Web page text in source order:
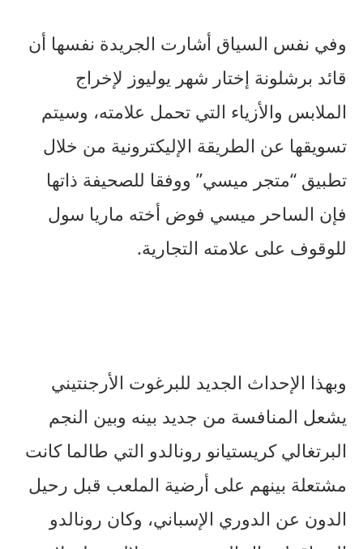
وفي نفس السياق أشارت الجريدة نفسها أن
قائد برشلونة إختار شهر يوليوز لإخراج
الملابس والأزياء التي تحمل علامته، وسيتم
تسويقها عن الطريقة الإليكترونية من خلال
تطبيق “متجر ميسي” ووفقا للصحيفة ذاتها
فإن الساحر ميسي فوض أخته ماريا سول
للوقوف على علامته التجارية.
وبهذا الإحداث الجديد للبرغوت الأرجنتيني
يشعل المنافسة من جديد بينه وبين النجم
البرتغالي كريستيانو رونالدو التي طالما كانت
مشتعلة بينهم على أرضية الملعب قبل رحيل
الدون عن الدوري الإسباني، وكان رونالدو